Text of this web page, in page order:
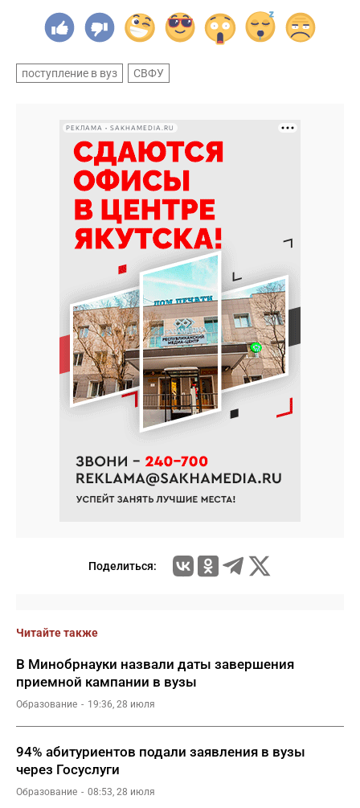
поступление в вуз СВФУ
РЕКЛАМА • SAKHAMEDIA.RU
Поделиться:
Читайте также
В Минобрнауки назвали даты завершения
приемной кампании в вузы
Образование 19:36, 28 июля
94% абитуриентов подали заявления в вузы
через Госуслуги
Образование 08:53, 28 июля